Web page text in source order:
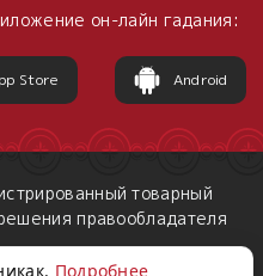
он-лайн гадания:
Store Android
товарный
правообладателя
Подробнее